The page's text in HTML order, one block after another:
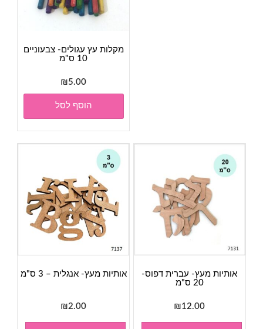
מקלות עץ עגולים- צבעוניים
10 ס"מ
₪5.00
הוסף לסל
אותיות מעץ- אנגלית – 3 ס"מ
₪2.00
אותיות מעץ- עברית דפוס-
20 ס"מ
₪12.00